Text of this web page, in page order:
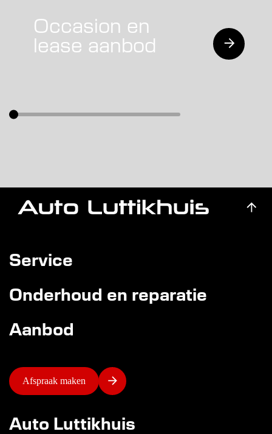
Occasion en
lease aanbod
Service
Onderhoud en reparatie
Aanbod
Afspraak maken
Auto Luttikhuis